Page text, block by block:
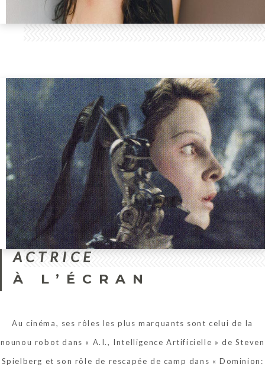
ACTRICE
À L’ÉCRAN
Au cinéma, ses rôles les plus marquants sont celui de la
nounou robot dans « A.I., Intelligence Artificielle » de Steven
Spielberg et son rôle de rescapée de camp dans « Dominion: